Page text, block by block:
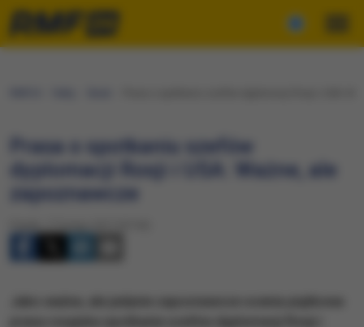
Prasa o spotkaniu szefów
dyplomacji Rosji i USA: Ważne, ale
zapoznawcze